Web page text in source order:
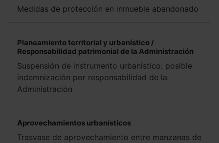
Medidas de protección en inmueble abandonado
Planeamiento territorial y urbanístico /
Responsabilidad patrimonial de la Administración
Suspensión de instrumento urbanístico: posible
indemnización por responsabilidad de la
Administración
Aprovechamientos urbanísticos
Trasvase de aprovechamiento entre manzanas de